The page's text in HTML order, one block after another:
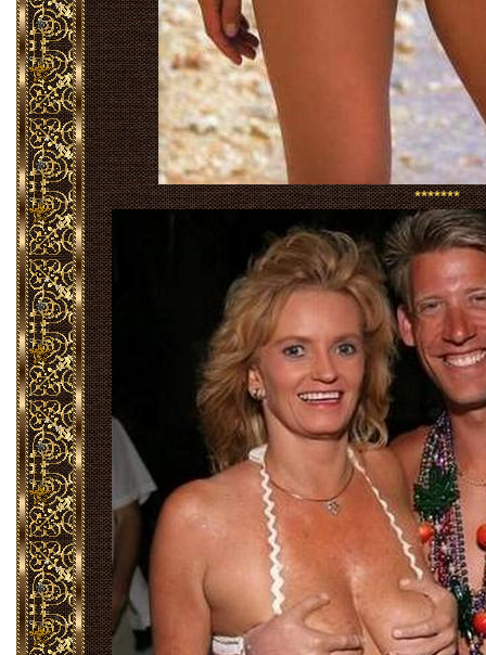
*******